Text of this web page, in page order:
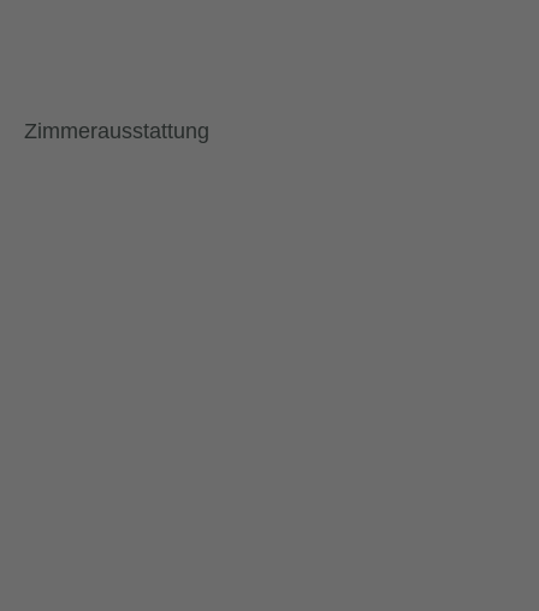
Zimmerausstattung